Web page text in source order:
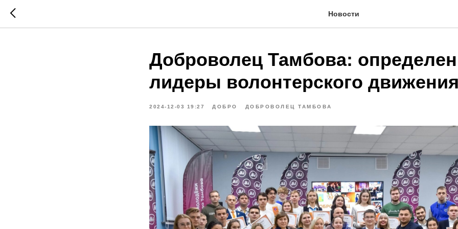
Новости
Доброволец Тамбова:
лидеры волонтерского
2024-12-03 19:27 ДОБРО ДОБРОВОЛЕЦ ТАМБОВА